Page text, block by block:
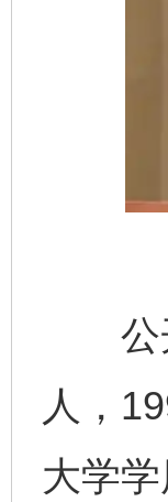
公开
人，
大学学